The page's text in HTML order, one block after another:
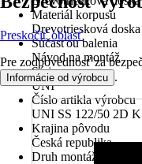
Materiál korpusu
Drevotriesková doska
Súčasťou balenia
Návod na montáž
Séria
UNI
Číslo artikla výrobcu
UNI SS 122/50 2D K
Krajina pôvodu
Česká republika
Druh montáže
Preskočiť oblasť
Pre zodpovednosť za
Informácie od výrobcu .